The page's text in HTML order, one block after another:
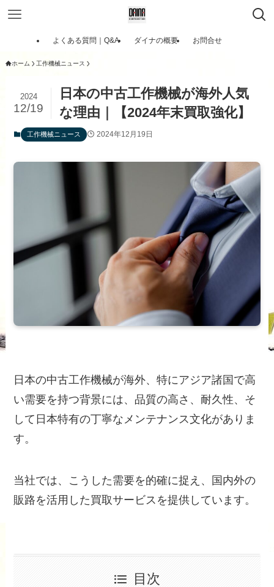
よくある質問｜Q&A ダイナの概要 お問合せ
ホーム 工作機械ニュース
日本の中古工作機械が海外人気
な理由｜【2024年末買取強化】
2024
12/19
工作機械ニュース 2024年12月19日
日本の中古工作機械が海外、特にアジア諸国で高
い需要を持つ背景には、品質の高さ、耐久性、そ
して日本特有の丁寧なメンテナンス文化がありま
す。
当社では、こうした需要を的確に捉え、国内外の
販路を活用した買取サービスを提供しています。
目次